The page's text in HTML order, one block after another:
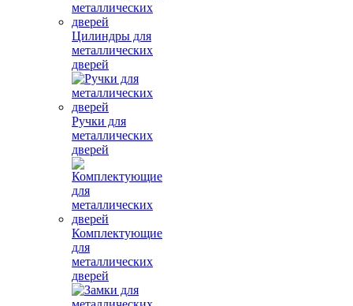
Цилиндры для
металлических
дверей
Ручки для
металлических
дверей
Комплектующие
для
металлических
дверей